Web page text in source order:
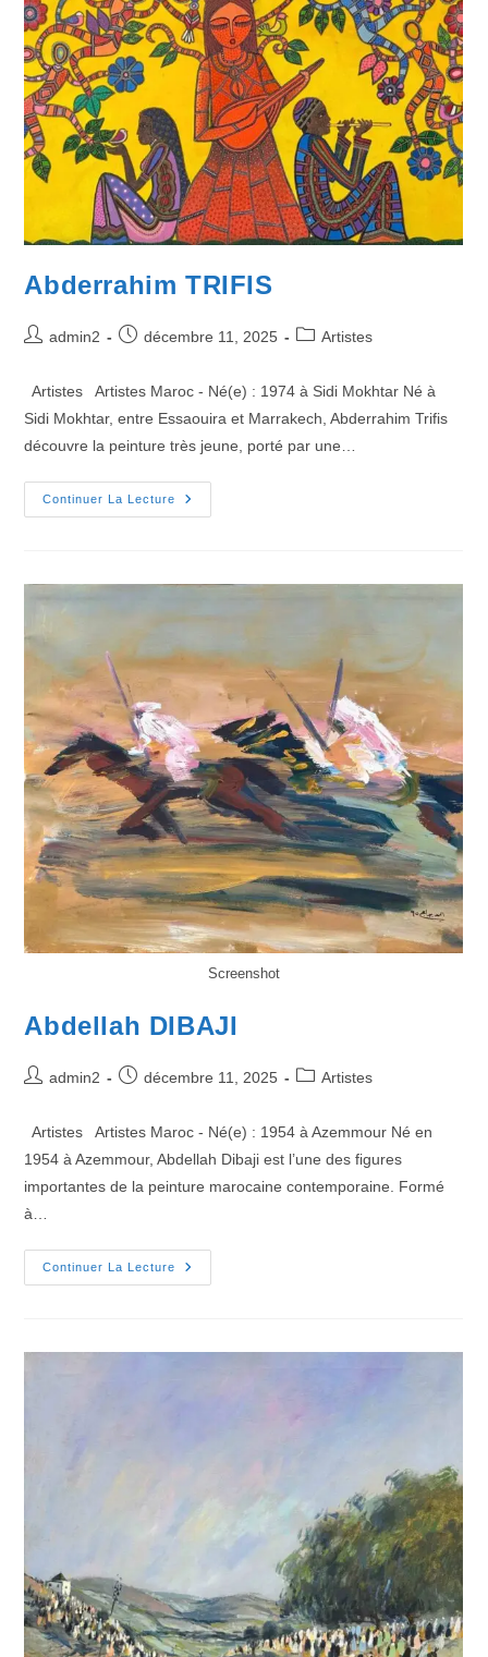
Abderrahim TRIFIS
admin2 décembre 11, 2025 Artistes
Artistes Artistes Maroc - Né(e) : 1974 à Sidi Mokhtar Né à
Sidi Mokhtar, entre Essaouira et Marrakech, Abderrahim Trifis
découvre la peinture très jeune, porté par une…
Continuer La Lecture
Screenshot
Abdellah DIBAJI
admin2 décembre 11, 2025 Artistes
Artistes Artistes Maroc - Né(e) : 1954 à Azemmour Né en
1954 à Azemmour, Abdellah Dibaji est l’une des figures
importantes de la peinture marocaine contemporaine. Formé
à…
Continuer La Lecture